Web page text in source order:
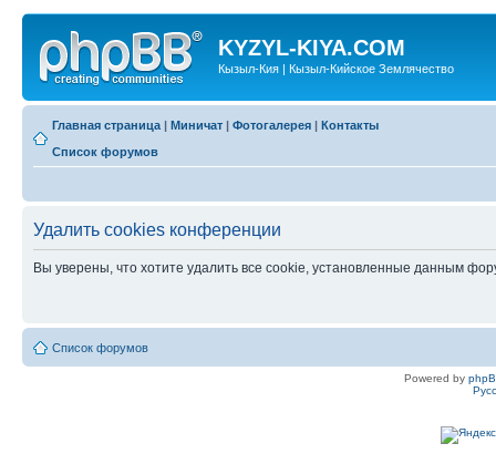
KYZYL-KIYA.COM
Кызыл-Кия | Кызыл-Кийское Землячество
Главная страница | Миничат | Фотогалерея | Контакты
Список форумов
Удалить cookies конференции
Вы уверены, что хотите удалить все cookie, установленные данным
Список форумов
Powered by